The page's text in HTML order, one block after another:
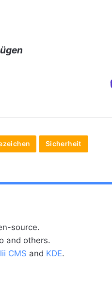
Sicherheit
source.
and others.
CMS and KDE.